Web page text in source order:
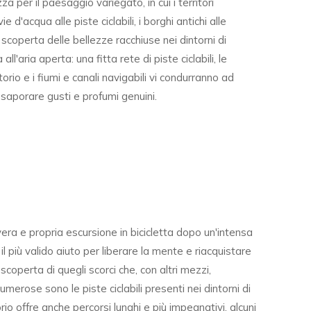
d'acqua alle piste ciclabili, i borghi antichi alle
delle bellezze racchiuse nei dintorni di
aperta: una fitta rete di piste ciclabili, le
e i fiumi e canali navigabili vi condurranno ad
gusti e profumi genuini.
e propria escursione in bicicletta dopo un'intensa
valido aiuto per liberare la mente e riacquistare
di quegli scorci che, con altri mezzi,
sono le piste ciclabili presenti nei dintorni di
offre anche percorsi lunghi e più impegnativi, alcuni